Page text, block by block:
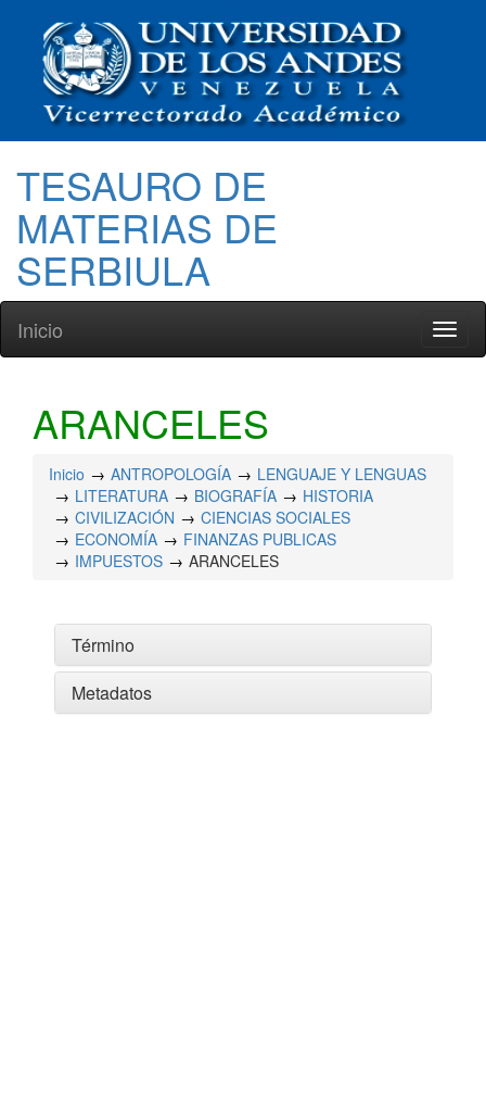
TESAURO DE
MATERIAS DE
SERBIULA
Inicio
ARANCELES
Inicio ANTROPOLOGÍA
LENGUAJE Y LENGUAS
LITERATURA
BIOGRAFÍA
HISTORIA
CIVILIZACIÓN
CIENCIAS SOCIALES
ECONOMÍA
FINANZAS PUBLICAS
IMPUESTOS
ARANCELES
Término
Metadatos